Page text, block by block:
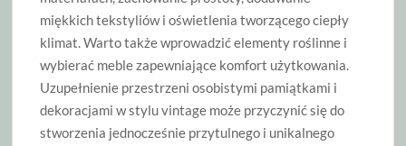
miękkich tekstyliów i oświetlenia tworzącego ciepły
klimat. Warto także wprowadzić elementy roślinne i
wybierać meble zapewniające komfort użytkowania.
Uzupełnienie przestrzeni osobistymi pamiątkami i
dekoracjami w stylu vintage może przyczynić się do
stworzenia jednocześnie przytulnego i unikalnego